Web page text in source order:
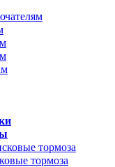
тормоза
тормоза